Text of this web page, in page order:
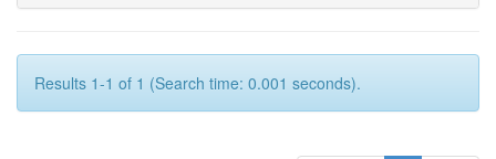
Results 1-1 of 1 (Search time: 0.001 seconds).